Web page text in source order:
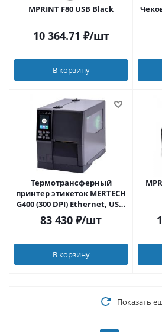
MPRINT F80 USB Black
10 364.71 ₽/шт
В корзину
Термотрансферный
принтер этикеток MERTECH
G400 (300 DPI) Ethernet, USB,
RS-232
83 430 ₽/шт
В корзину
Показать